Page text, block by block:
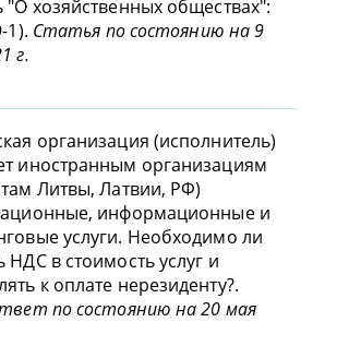
"О хозяйственных обществах":
1). Статья по состоянию на 9
г.
организация (исполнитель)
иностранным организациям
Литвы, Латвии, РФ)
информационные и
услуги. Необходимо ли
НДС в стоимость услуг и
к оплате нерезиденту?.
по состоянию на 20 мая